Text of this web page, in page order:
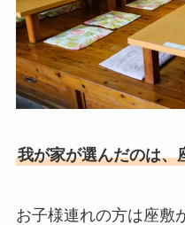
我が家が選んだのは、
お子様連れの方は座敷